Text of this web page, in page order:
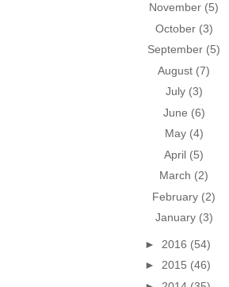
November (5)
October (3)
September (5)
August (7)
July (3)
June (6)
May (4)
April (5)
March (2)
February (2)
January (3)
► 2016 (54)
► 2015 (46)